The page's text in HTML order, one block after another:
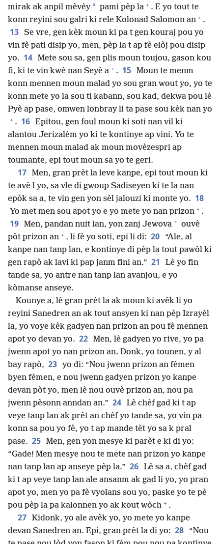
mirak ak anpil mèvèy * pami pèp la + . E yo tout te
konn reyini sou galri ki rele Kolonad Salomon an + .
13 Se vre, gen kèk moun ki pa t gen kouraj pou yo
vin fè pati disip yo, men, pèp la t ap fè elòj pou disip
yo. 14 Mete sou sa, gen plis moun toujou, gason kou
fi, ki te vin kwè nan Seyè a + . 15 Moun te menm
konn mennen moun malad yo sou gran wout yo, yo te
konn mete yo la sou ti kabann, sou kad, dekwa pou lè
Pyè ap pase, omwen lonbray li ta pase sou kèk nan yo
+ . 16 Epitou, gen foul moun ki soti nan vil ki
alantou Jerizalèm yo ki te kontinye ap vini. Yo te
mennen moun malad ak moun movèzespri ap
toumante, epi tout moun sa yo te geri.
17 Men, gran prèt la leve kanpe, epi tout moun ki
te avè l yo, sa vle di gwoup Sadiseyen ki te la nan
epòk sa a, te vin gen yon sèl jalouzi ki monte yo. 18
Yo met men sou apot yo e yo mete yo nan prizon + .
19 Men, pandan nuit lan, yon zanj Jewova * ouvè
pòt prizon an + , li fè yo soti, epi li di: 20
“Ale, al
kanpe nan tanp lan, e kontinye di pèp la tout pawòl ki
gen rapò ak lavi ki pap janm fini an.” 21
Lè yo fin
tande sa, yo antre nan tanp lan avanjou, e yo
kòmanse anseye.
Kounye a, lè gran prèt la ak moun ki avèk li yo
reyini Sanedren an ak tout ansyen ki nan pèp Izrayèl
la, yo voye kèk gadyen nan prizon an pou fè mennen
apot yo devan yo. 22 Men, lè gadyen yo rive, yo pa
jwenn apot yo nan prizon an. Donk, yo tounen, y al
bay rapò, 23 yo di: “Nou jwenn prizon an fèmen
byen fèmen, e nou jwenn gadyen prizon yo kanpe
devan pòt yo, men lè nou ouvè prizon an, nou pa
jwenn pèsonn anndan an.” 24 Lè chèf gad ki t ap
veye tanp lan ak prèt an chèf yo tande sa, yo vin pa
konn sa pou yo fè, yo t ap mande tèt yo sa k pral
pase. 25 Men, gen yon mesye ki parèt e ki di yo:
“Gade! Men mesye nou te mete nan prizon yo kanpe
nan tanp lan ap anseye pèp la.” 26 Lè sa a, chèf gad
ki t ap veye tanp lan ale ansanm ak gad li yo, yo pran
apot yo, men yo pa fè vyolans sou yo, paske yo te pè
pou pèp la pa kalonnen yo ak kout wòch + .
27 Kidonk, yo ale avèk yo, yo mete yo kanpe
devan Sanedren an. Epi, gran prèt la di yo: 28
“Nou